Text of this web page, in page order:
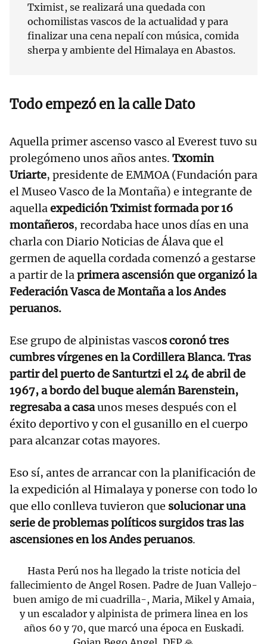
Tximist, se realizará una quedada con
ochomilistas vascos de la actualidad y para
finalizar una cena nepalí con música, comida
sherpa y ambiente del Himalaya en Abastos.
Todo empezó en la calle Dato
Aquella primer ascenso vasco al Everest tuvo su
prolegómeno unos años antes. Txomin
Uriarte, presidente de EMMOA (Fundación para
el Museo Vasco de la Montaña) e integrante de
aquellaexpedición Tximist formada por 16
montañeros, recordaba hace unos días en una
charla con Diario Noticias de Álava que el
germen de aquella cordada comenzó a gestarse
a partir de laprimera ascensión que organizó la
Federación Vasca de Montaña a los Andes
peruanos.
Ese grupo de alpinistas vascos coronó tres
cumbres vírgenes en la Cordillera Blanca. Tras
partir del puerto de Santurtzi el 24 de abril de
1967, a bordo del buque alemán Barenstein,
regresaba a casaunos meses después con el
éxito deportivo y con el gusanillo en el cuerpo
para alcanzar cotas mayores.
Eso sí, antes de arrancar con la planificación de
la expedición al Himalaya y ponerse con todo lo
que ello conlleva tuvieron que solucionar una
serie de problemas políticos surgidos tras las
ascensiones en los Andes peruanos.
Hasta Perú nos ha llegado la triste noticia del
fallecimiento de Angel Rosen. Padre de Juan Vallejo-
buen amigo de mi cuadrilla-, Maria, Mikel y Amaia,
y un escalador y alpinista de primera linea en los
años 60 y 70, que marcó una época en Euskadi.